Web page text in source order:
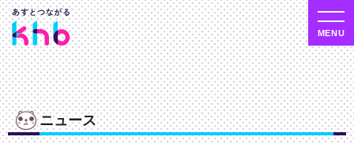
ニュース